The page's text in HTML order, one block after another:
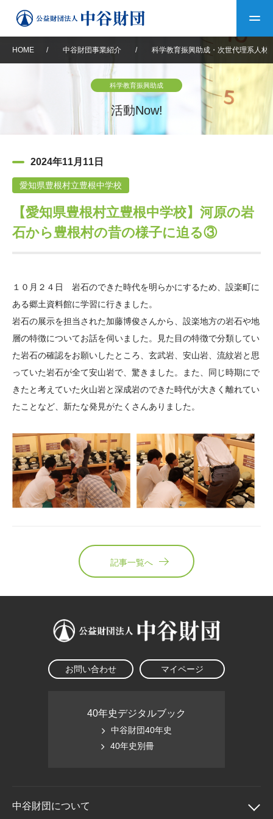
中谷財団について
設立趣意書
沿革 40年史デジタルブック
中谷財団40年史
役員・評議員 公開情報
年報一覧 中谷財団レポート
中谷財団事業紹介
神戸賞 長期大型研究助成
大学院生奨学金
国際学生交流プログラ
ム
科学教育振興助成・
次世代理系人材育成プ
ログラム助成
中谷財団動画紹介
その他情報
アクセス よくあるご質問
サイトマップ 中谷財団アーカイブ
日本語 English
HOME / 中谷財団事業紹介 / 科学教育振興助成・次世代理系人材
科学教育振興助成
活動Now!
2024年11月11日
愛知県豊根村立豊根中学校
【愛知県豊根村立豊根中学校】河原の岩
石から豊根村の昔の様子に迫る③
１０月２４日 岩石のできた時代を明らかにするため、設楽町に
ある郷土資料館に学習に行きました。
岩石の展示を担当された加藤博俊さんから、設楽地方の岩石や地
層の特徴についてお話を伺いました。見た目の特徴で分類してい
た岩石の確認をお願いしたところ、玄武岩、安山岩、流紋岩と思
っていた岩石が全て安山岩で、驚きました。また、同じ時期にで
きたと考えていた火山岩と深成岩のできた時代が大きく離れてい
たことなど、新たな発見がたくさんありました。
記事一覧へ
お問い合わせ マイページ
40年史デジタルブック
中谷財団40年史
40年史別冊
中谷財団について